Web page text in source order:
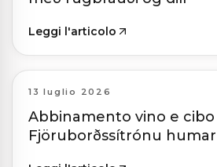
Leggi l'articolo
13 luglio 2026
Abbinamento vino e cibo
Fjöruborðssítrónu humar